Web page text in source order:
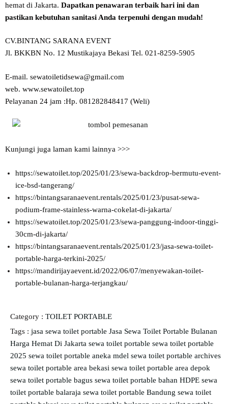
hemat di Jakarta. Dapatkan penawaran terbaik hari ini dan
pastikan kebutuhan sanitasi Anda terpenuhi dengan mudah!
CV.BINTANG SARANA EVENT
Jl. BKKBN No. 12 Mustikajaya Bekasi Tel. 021-8259-5905
E-mail. sewatoiletidsewa@gmail.com
web. www.sewatoilet.top
Pelayanan 24 jam :Hp. 081282848417 (Weli)
Kunjungi juga laman kami lainnya >>>
https://sewatoilet.top/2025/01/23/sewa-backdrop-bermutu-event-
ice-bsd-tangerang/
https://bintangsaranaevent.rentals/2025/01/23/pusat-sewa-
podium-frame-stainless-warna-cokelat-di-jakarta/
https://sewatoilet.top/2025/01/23/sewa-panggung-indoor-tinggi-
30cm-di-jakarta/
https://bintangsaranaevent.rentals/2025/01/23/jasa-sewa-toilet-
portable-harga-terkini-2025/
https://mandirijayaevent.id/2022/06/07/menyewakan-toilet-
portable-bulanan-harga-terjangkau/
Category : TOILET PORTABLE
Tags : jasa sewa toilet portable Jasa Sewa Toilet Portable Bulanan
Harga Hemat Di Jakarta sewa toilet portable sewa toilet portable
2025 sewa toilet portable aneka mdel sewa toilet portable archives
sewa toilet portable area bekasi sewa toilet portable area depok
sewa toilet portable bagus sewa toilet portable bahan HDPE sewa
toilet portable balaraja sewa toilet portable Bandung sewa toilet